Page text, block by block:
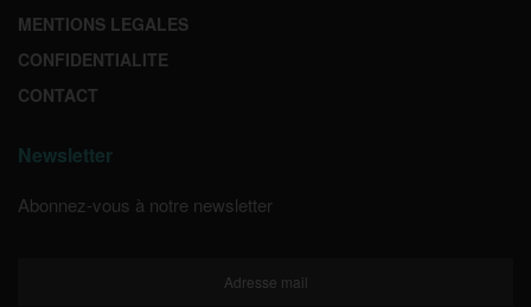
MENTIONS LEGALES
CONFIDENTIALITE
CONTACT
Newsletter
Abonnez-vous à notre newsletter